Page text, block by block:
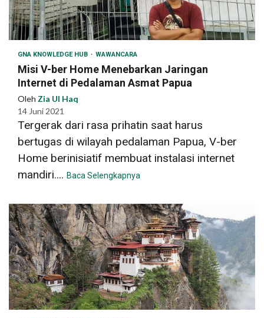
GNA KNOWLEDGE HUB WAWANCARA
Misi V-ber Home Menebarkan Jaringan
Internet di Pedalaman Asmat Papua
Oleh Zia Ul Haq
14 Juni 2021
Tergerak dari rasa prihatin saat harus
bertugas di wilayah pedalaman Papua, V-ber
Home berinisiatif membuat instalasi internet
mandiri.... Baca Selengkapnya